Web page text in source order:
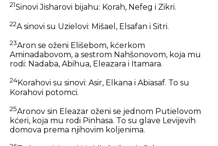
21Sinovi Jisharovi bijahu: Korah, Nefeg i Zikri.
22A sinovi su Uzielovi: Mišael, Elsafan i Sitri.
23Aron se oženi Elišebom, kćerkom
Aminadabovom, a sestrom Nahšonovom, koja mu
rodi: Nadaba, Abihua, Eleazara i Itamara.
24Korahovi su sinovi: Asir, Elkana i Abiasaf. To su
Korahovi potomci.
25Aronov sin Eleazar oženi se jednom Putielovom
kćeri, koja mu rodi Pinhasa. To su glave Levijevih
domova prema njihovim koljenima.